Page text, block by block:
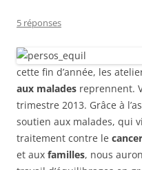
5 réponses
cette fin d’année, les
aux malades reprennent.
trimestre 2013. Grâce à
soutien aux malades, qui
traitement contre le cancer
et aux familles, nous